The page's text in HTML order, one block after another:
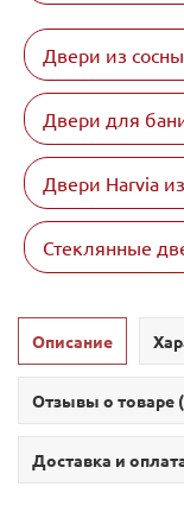
Двери из
Двери для
Двери Harvia
Стеклянные
Описание
Отзывы о товаре (
Доставка и